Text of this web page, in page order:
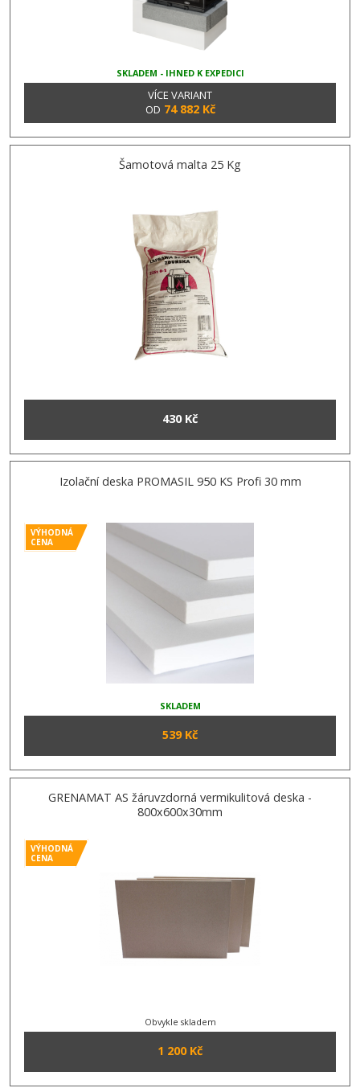
SKLADEM - IHNED K EXPEDICI
VÍCE VARIANT
OD 74 882 Kč
Šamotová malta 25 Kg
430 Kč
Izolační deska PROMASIL 950 KS Profi 30 mm
VÝHODNÁ
CENA
SKLADEM
539 Kč
GRENAMAT AS žáruvzdorná vermikulitová deska -
800x600x30mm
VÝHODNÁ
CENA
Obvykle skladem
1 200 Kč